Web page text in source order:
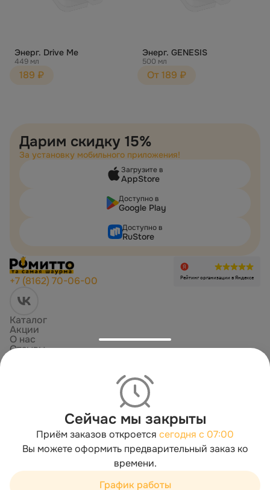
Мы используем cookies для быстрой работы сайта. Для
Продолжая пользоваться сайтом, вы принимаете
Сейчас мы закрыты
Приём заказов откроется сегодня с 07:00
Вы можете оформить предварительный заказ ко
времени.
График работы
Энерг. Drive Me
449 мл
189 ₽
Энерг. GENESIS
500 мл
От 189 ₽
Дарим скидку 15%
За установку мобильного приложения!
Загрузите в
AppStore
Доступно в
Google Play
Доступно в
RuStore
+7 (8162) 70-06-00 Рейтинг организации в Яндексе
Каталог
Акции
О нас
Отзывы
». Все права защищены
Политика конфиденциальности
Пользовательское соглашение
Публичная оферта
Согласие на обработку
Работает на технологии